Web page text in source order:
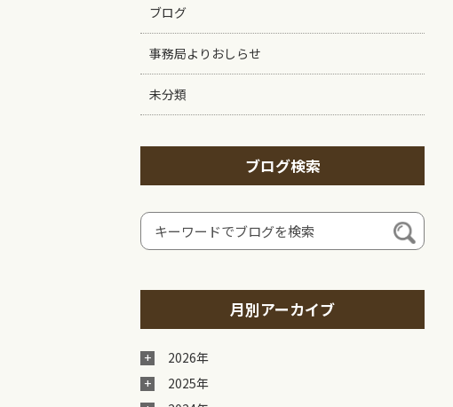
ブログ
事務局よりおしらせ
未分類
ブログ検索
月別アーカイブ
2026年
2025年